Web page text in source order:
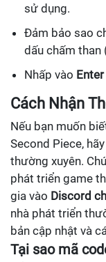
sử dụng.
Đảm bảo sao
dấu chấm than
Nhấp vào Enter
Cách Nhận
Nếu bạn muốn
Second Piece,
thường xuyên.
phát triển game
gia vào Discord
nhà phát triển
bản cập nhật và
Tại sao mã